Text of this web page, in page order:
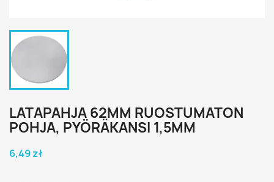
LATAPAHJA 62MM RUOSTUMATON
POHJA, PYÖRÄKANSI 1,5MM
6,49 zł